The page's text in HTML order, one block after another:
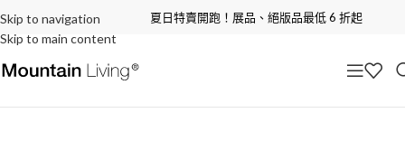
Skip to navigation
Skip to main content
夏日特賣開跑！展品、絕版品最低 6 折起